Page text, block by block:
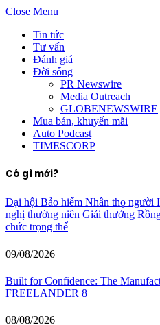
Close Menu
Tin tức
Tư vấn
Đánh giá
Đời sống
PR Newswire
Media Outreach
GLOBENEWSWIRE
Mua bán, khuyến mãi
Auto Podcast
TIMESCORP
Có gì mới?
Đại hội Bảo hiểm Nhân thọ người
nghị thường niên Giải thưởng
chức trọng thể
09/08/2026
Built for Confidence: The
FREELANDER 8
08/08/2026